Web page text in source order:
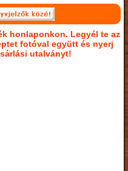
honlaponkon. Legyél te az
fotóval együtt és nyerj
utalványt!